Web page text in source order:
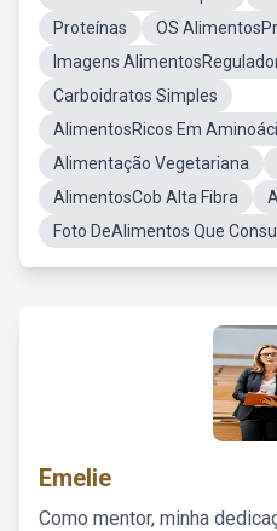
Proteínas
OS
Imagens
Carboidratos Simples
AlimentosRicos Em
Alimentação Vegetariana
AlimentosCob Alta Fibra
Foto DeAlimentos Que
Emelie
Como mentor, minha